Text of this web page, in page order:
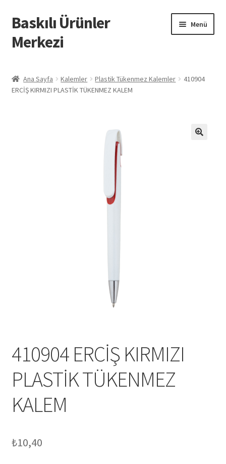
Dolaşıma
geç
İçeriğe
geç
Baskılı Ürünler
Merkezi
Menü
Baskılı Ürünler
Ana Sayfa Kalemler Plastik Tükenmez Kalemler
410904
ERCİŞ KIRMIZI PLASTİK TÜKENMEZ KALEM
410904 ERCİŞ KIRMIZI
PLASTİK TÜKENMEZ
KALEM
₺10,40